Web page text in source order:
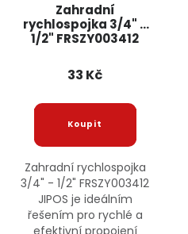
Zahradní
rychlospojka 3/4" -
1/2" FRSZY003412
33 Kč
Zahradní rychlospojka
3/4" - 1/2" FRSZY003412
JIPOS je ideálním
řešením pro rychlé a
efektivní propojení